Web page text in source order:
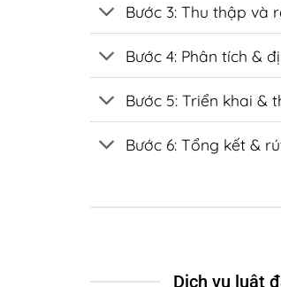
Bước 3: Thu thập và
Bước 4: Phân tích &
Bước 5: Triển khai &
Bước 6: Tổng kết &
Dịch vụ luật